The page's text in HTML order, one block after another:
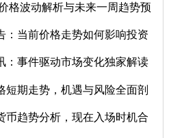
格波动解析与未来一周趋势预
：当前价格走势如何影响投资
：事件驱动市场变化独家解读
短期走势，机遇与风险全面剖
币趋势分析，现在入场时机合